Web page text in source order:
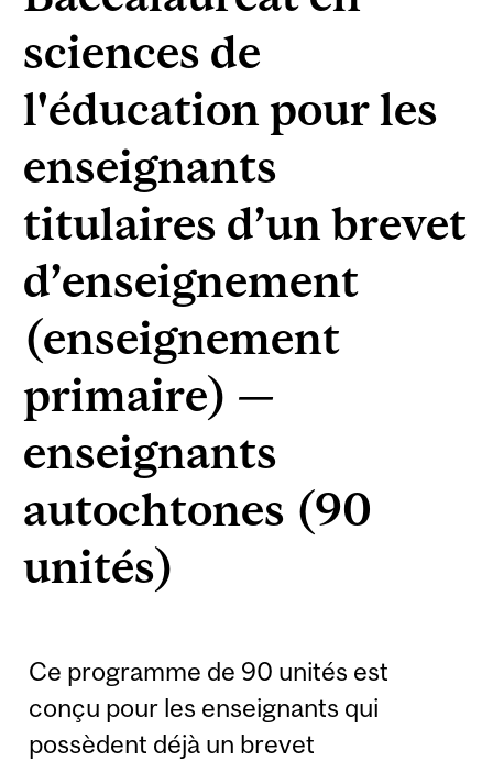
sciences de
l'éducation pour les
enseignants
titulaires d’un brevet
d’enseignement
(enseignement
primaire) —
enseignants
autochtones (90
unités)
Ce programme de 90 unités est
conçu pour les enseignants qui
possèdent déjà un brevet